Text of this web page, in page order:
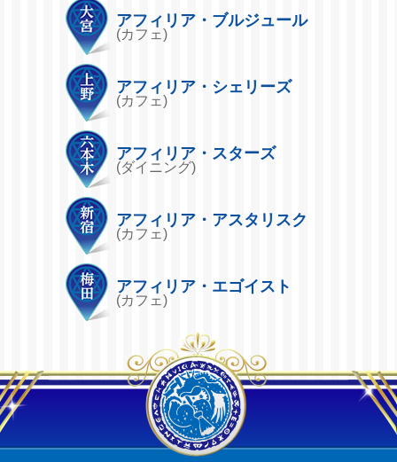
アフィリア・ブルジュール
(カフェ)
アフィリア・シェリーズ
(カフェ)
アフィリア・スターズ
(ダイニング)
アフィリア・アスタリスク
(カフェ)
アフィリア・エゴイスト
(カフェ)